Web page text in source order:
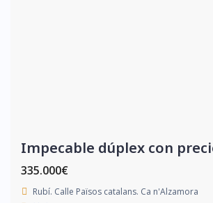
Impecable dúplex con
335.000€
Rubí. Calle Països catalans. Ca n'Alzamora